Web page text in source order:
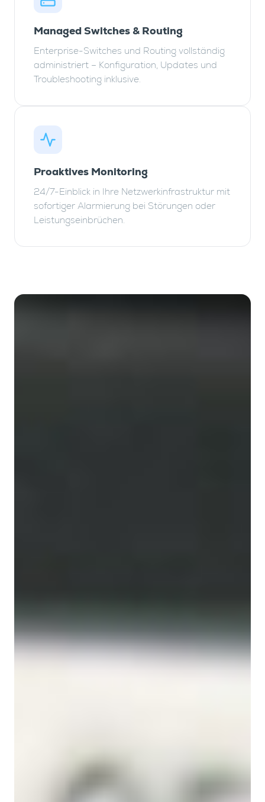
Managed Switches & Routing
Enterprise-Switches und Routing vollständig
administriert – Konfiguration, Updates und
Troubleshooting inklusive.
Proaktives Monitoring
24/7-Einblick in Ihre Netzwerkinfrastruktur mit
sofortiger Alarmierung bei Störungen oder
Leistungseinbrüchen.